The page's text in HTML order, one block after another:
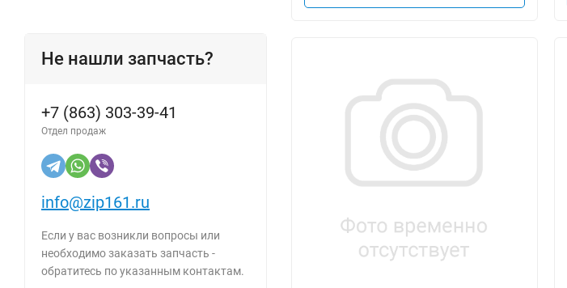
Не нашли запчасть?
+7 (863) 303-39-41
Отдел продаж
info@zip161.ru
Если у вас возникли вопросы или
необходимо заказать запчасть -
обратитесь по указанным контактам.